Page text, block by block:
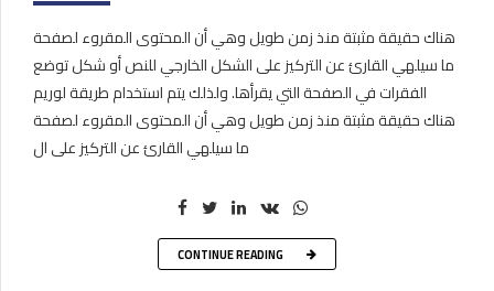
هناك حقيقة مثبتة منذ زمن طويل وهي أن المحتوى المقروء لصفحة
ما سيلهي القارئ عن التركيز على الشكل الخارجي للنص أو شكل توضع
الفقرات في الصفحة التي يقرأها. ولذلك يتم استخدام طريقة لوريم
هناك حقيقة مثبتة منذ زمن طويل وهي أن المحتوى المقروء لصفحة
ما سيلهي القارئ عن التركيز على ال
CONTINUE READING